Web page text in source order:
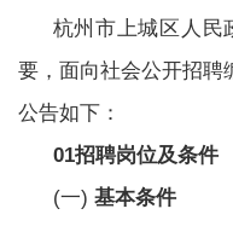
杭州市上城区人民
要，面向社会公开招聘
公告如下：
01招聘岗位及条件
(一) 基本条件